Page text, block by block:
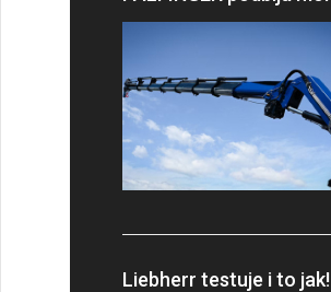
Liebherr testuje i to jak!